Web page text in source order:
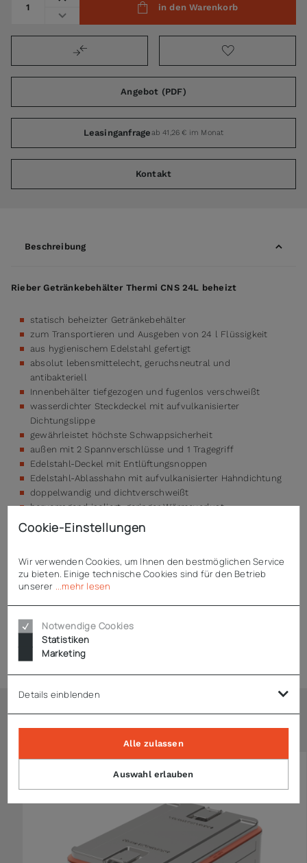
in den Warenkorb
Angebot (PDF)
Leasinganfrageab 41,26 € im Monat
Kontakt
Beschreibung
Rieber Getränkebehälter Thermi CNS 24L beheizt
statisch beheizter Getränkebehälter
zum Transportieren und Ausgeben von 24 l Flüssigkeit
aus hygienischem Edelstahl gefertigt
absolut lebensmittelecht, geruchsneutral und
antibakteriell
Innenbehälter tiefgezogen und fugenlos verschweißt
wasserdichter Steckdeckel mit aufvulkanisierter
Dichtungslippe
gewährleistet höchste Schwappsicherheit
außen mit 2 Spannverschlüsse und 1 Tragegriff
Edelstahl-Deckel mit Entlüftungsnoppen
Edelstahl-Ablasshahn mit aufvulkanisierter Hahndichtung
doppelwandig und dichtverschweißt
hervorragend isoliert, geringer Wärmeverlust
spülmaschinentauglich bis +90 °C (mit ausgebauter
Heizung)
Downloads
Ähnliche Artikel
Cookie-Einstellungen
Wir verwenden Cookies, um Ihnen den bestmöglichen Service
zu bieten. Einige technische Cookies sind für den Betrieb
unserer ...mehr lesen
Notwendige Cookies
Statistiken
Marketing
Details einblenden
Auswahl erlauben
Alle zulassen